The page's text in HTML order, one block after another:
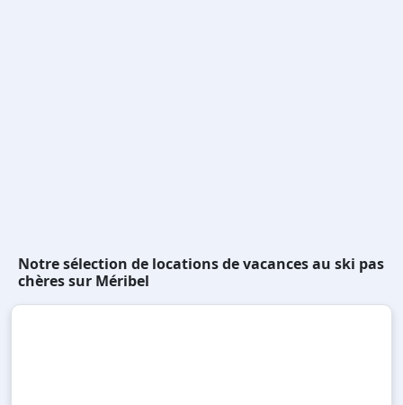
Notre sélection de locations de vacances au ski pas
chères sur Méribel